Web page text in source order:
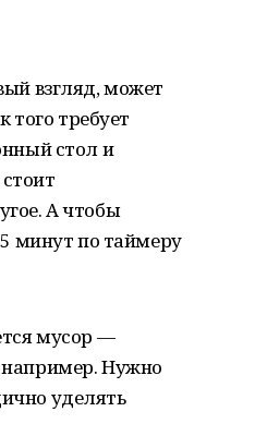
взгляд, может
того требует
стол и
А чтобы
минут по таймеру
мусор —
например. Нужно
уделять